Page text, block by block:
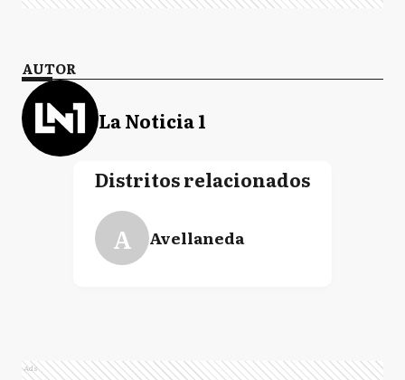
AUTOR
La Noticia 1
Distritos relacionados
A Avellaneda
Ads